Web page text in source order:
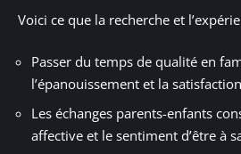
Voici ce que la recherche et
Passer du temps de qualité en
l’épanouissement et la
Les échanges parents-enfants
affective et le sentiment d’être à